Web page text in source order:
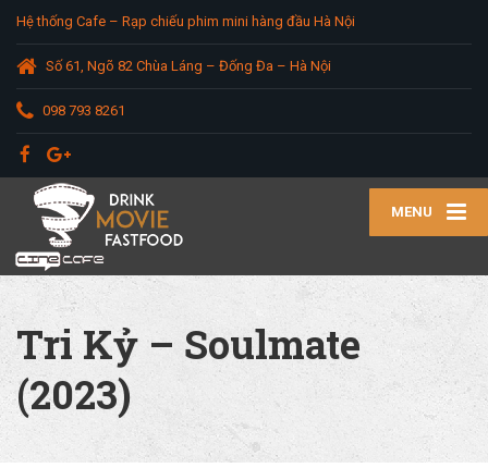
Hệ thống Cafe – Rạp chiếu phim mini hàng đầu Hà Nội
Số 61, Ngõ 82 Chùa Láng – Đống Đa – Hà Nội
098 793 8261
MENU
Tri Kỷ – Soulmate
(2023)